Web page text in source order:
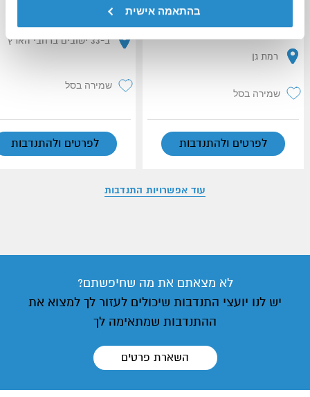
בהתאמה אישית
יחידת ההתנדבות העירונית רמת גן -
רמת גן
שמירה בסל
לפרטים ולהתנדבות
ב-33 ישובים ברחבי הארץ
שמירה בסל
לפרטים ולהתנדבות
עוד אפשרויות התנדבות
לא מצאתם את מה שחיפשתם?
יש לנו יועצי התנדבות שיכולים לעזור לך למצוא את
ההתנדבות שמתאימה לך
השארת פרטים